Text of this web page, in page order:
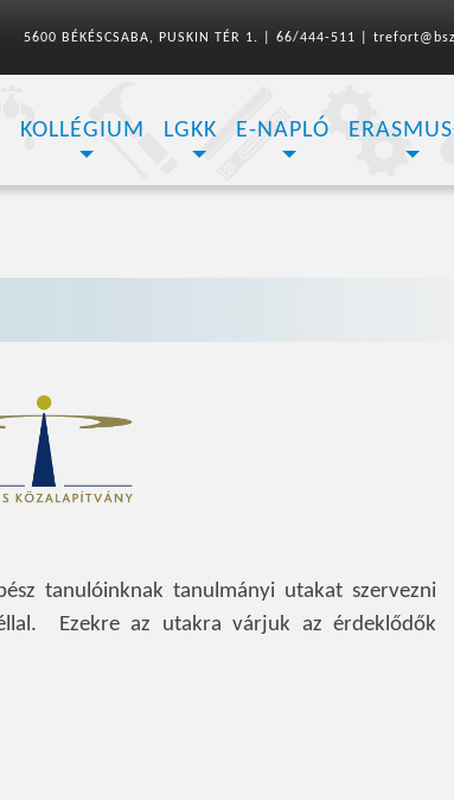
5600 BÉKÉSCSABA, PUSKIN TÉR 1. 66/444-511
KOLLÉGIUM LGKK E-NAPLÓ
tanulóinknak tanulmányi utakat szervezni
Ezekre az utakra várjuk az érdeklődők